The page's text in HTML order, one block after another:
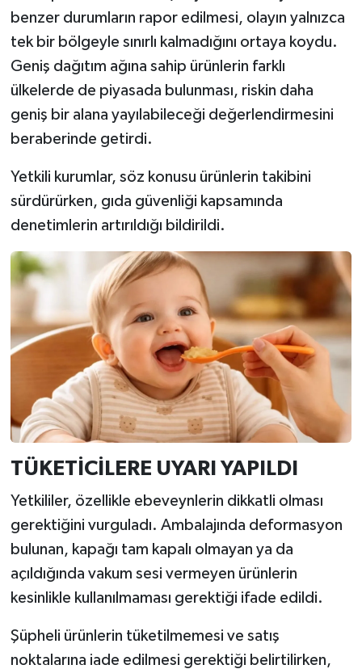
benzer durumların rapor edilmesi, olayın yalnızca
tek bir bölgeyle sınırlı kalmadığını ortaya koydu.
Geniş dağıtım ağına sahip ürünlerin farklı
ülkelerde de piyasada bulunması, riskin daha
geniş bir alana yayılabileceği değerlendirmesini
beraberinde getirdi.
Yetkili kurumlar, söz konusu ürünlerin takibini
sürdürürken, gıda güvenliği kapsamında
denetimlerin artırıldığı bildirildi.
TÜKETİCİLERE UYARI YAPILDI
Yetkililer, özellikle ebeveynlerin dikkatli olması
gerektiğini vurguladı. Ambalajında deformasyon
bulunan, kapağı tam kapalı olmayan ya da
açıldığında vakum sesi vermeyen ürünlerin
kesinlikle kullanılmaması gerektiği ifade edildi.
Şüpheli ürünlerin tüketilmemesi ve satış
noktalarına iade edilmesi gerektiği belirtilirken,